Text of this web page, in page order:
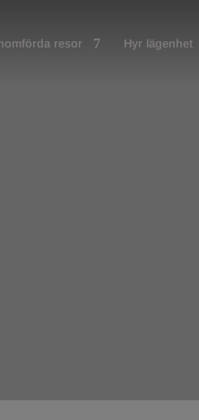
resor Hyr lägenhet